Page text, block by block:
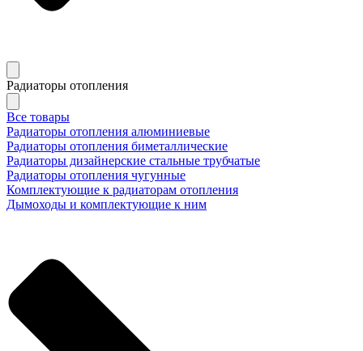
Радиаторы отопления
Все товары
Радиаторы отопления алюминиевые
Радиаторы отопления биметаллические
Радиаторы дизайнерские стальные трубчатые
Радиаторы отопления чугунные
Комплектующие к радиаторам отопления
Дымоходы и комплектующие к ним